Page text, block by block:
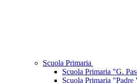
Scuola Primaria
Scuola Primaria "G.
Scuola Primaria "Padre